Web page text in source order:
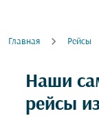
Главная Рейсы
Наши
рейсы
Попробуйте